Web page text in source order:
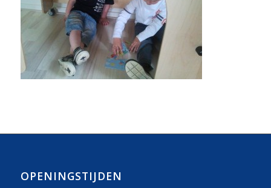
OPENINGSTIJDEN